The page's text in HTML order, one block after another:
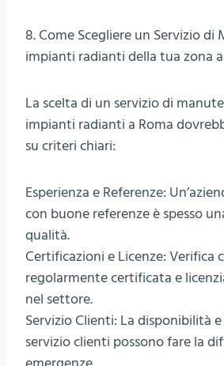
8. Come Scegliere un Servizio di
impianti radianti della tua zona
La scelta di un servizio di
impianti radianti a Roma
su criteri chiari:
Esperienza e Referenze:
con buone referenze è spesso
qualità.
Certificazioni e Licenze: Verifica
regolarmente certificata e
nel settore.
Servizio Clienti: La disponibilità
servizio clienti possono fare la